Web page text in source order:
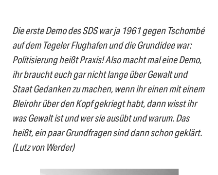
Die erste Demo des SDS war ja 1961 gegen Tschombé
auf dem Tegeler Flughafen und die Grundidee war:
Politisierung heißt Praxis! Also macht mal eine Demo,
ihr braucht euch gar nicht lange über Gewalt und
Staat Gedanken zu machen, wenn ihr einen mit einem
Bleirohr über den Kopf gekriegt habt, dann wisst ihr
was Gewalt ist und wer sie ausübt und warum. Das
heißt, ein paar Grundfragen sind dann schon geklärt.
(Lutz von Werder)